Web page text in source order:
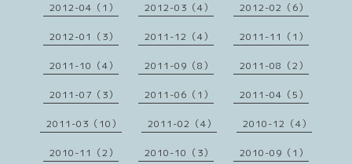
2012-04（1） 2012-03（4） 2012-02（6）
2012-01（3） 2011-12（4） 2011-11（1）
2011-10（4） 2011-09（8） 2011-08（2）
2011-07（3） 2011-06（1） 2011-04（5）
2011-03（10） 2011-02（4） 2010-12（4）
2010-11（2） 2010-10（3） 2010-09（1）